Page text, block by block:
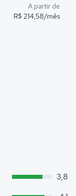
A partir de
R$ 214,58/mês
3,8